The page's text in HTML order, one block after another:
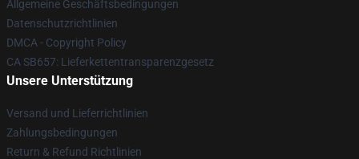
Allgemeine Geschäftsbedingungen
Datenschutzrichtlinien
DMCA - Copyright Policy
CA SB657: Lieferkettentransparenzgesetz
Unsere Unterstützung
Versand und Lieferrichtlinien
Zahlungsbedingungen
Return & Refund Richtlinien